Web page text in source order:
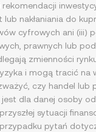
nakłaniania do
cyfrowych ani (iii)
prawnych lub
zmienności
i mogą tracić na
czy handel lub
dla danej osoby
sytuacji
pytań